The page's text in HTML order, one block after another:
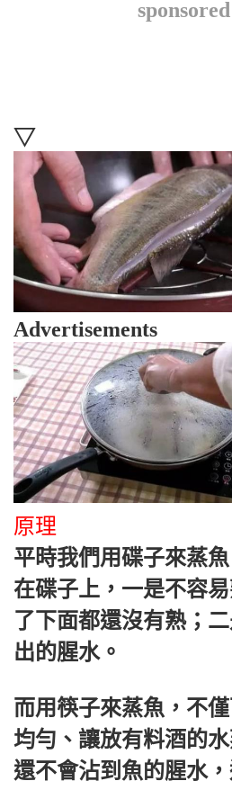
▽
Advertisements
原理
平時我們用碟子來蒸
在碟子上，一是不容
了下面都還沒有熟；
出的腥水。
而用筷子來蒸魚，不
均勻、讓放有料酒的
還不會沾到魚的腥水